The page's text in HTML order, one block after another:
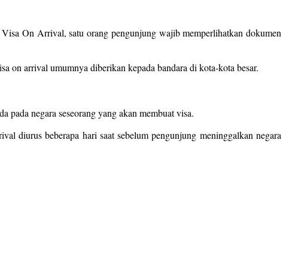
On Arrival, satu orang pengunjung wajib memperlihatkan dokumen
on arrival umumnya diberikan kepada bandara di kota-kota besar.
negara seseorang yang akan membuat visa.
diurus beberapa hari saat sebelum pengunjung meninggalkan negara